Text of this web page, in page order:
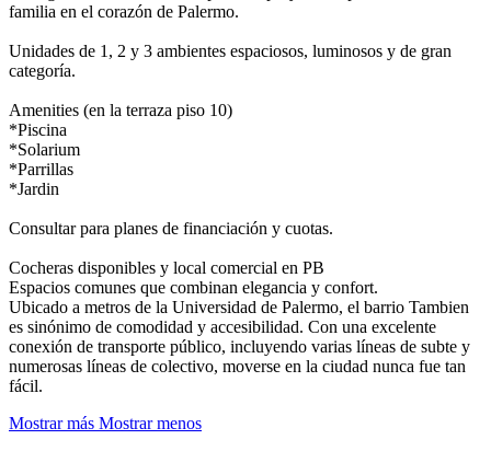
familia en el corazón de Palermo.
Unidades de 1, 2 y 3 ambientes espaciosos, luminosos y de gran
categoría.
Amenities (en la terraza piso 10)
*Piscina
*Solarium
*Parrillas
*Jardin
Consultar para planes de financiación y cuotas.
Cocheras disponibles y local comercial en PB
Espacios comunes que combinan elegancia y confort.
Ubicado a metros de la Universidad de Palermo, el barrio Tambien
es sinónimo de comodidad y accesibilidad. Con una excelente
conexión de transporte público, incluyendo varias líneas de subte y
numerosas líneas de colectivo, moverse en la ciudad nunca fue tan
fácil.
Mostrar más Mostrar menos